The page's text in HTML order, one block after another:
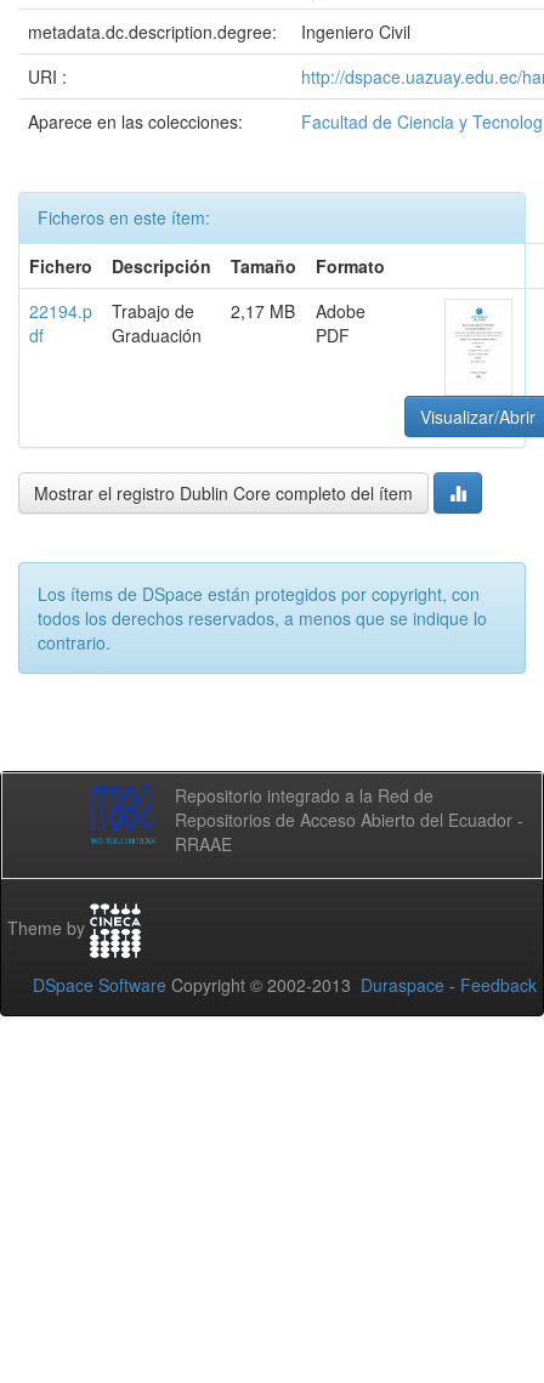
metadata.dc.description.degree:
Ingeniero Civil
URI :
http://dspace.uazuay.edu.ec/
Aparece en las colecciones:
Facultad de Ciencia y
Ficheros en este ítem:
Fichero
Descripción Tamaño
Formato
22194.p
df
Trabajo de
Graduación
2,17 MB
Adobe
PDF
Visualizar/Abrir
Mostrar el registro Dublin Core completo del ítem
Los ítems de DSpace están protegidos por copyright, con
todos los derechos reservados, a menos que se indique lo
contrario.
Repositorio integrado a la Red de
Repositorios de Acceso Abierto del Ecuador -
RRAAE
Theme by
DSpace Software Copyright © 2002-2013 Duraspace - Feedback